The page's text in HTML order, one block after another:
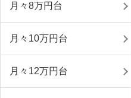
月々8万円台
月々10万円台
月々12万円台